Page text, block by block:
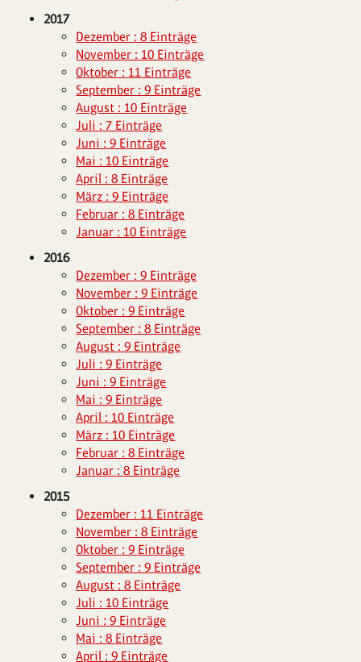
2017
Dezember : 8 Einträge
November : 10 Einträge
Oktober : 11 Einträge
September : 9 Einträge
August : 10 Einträge
Juli : 7 Einträge
Juni : 9 Einträge
Mai : 10 Einträge
April : 8 Einträge
März : 9 Einträge
Februar : 8 Einträge
Januar : 10 Einträge
2016
Dezember : 9 Einträge
November : 9 Einträge
Oktober : 9 Einträge
September : 8 Einträge
August : 9 Einträge
Juli : 9 Einträge
Juni : 9 Einträge
Mai : 9 Einträge
April : 10 Einträge
März : 10 Einträge
Februar : 8 Einträge
Januar : 8 Einträge
2015
Dezember : 11 Einträge
November : 8 Einträge
Oktober : 9 Einträge
September : 9 Einträge
August : 8 Einträge
Juli : 10 Einträge
Juni : 9 Einträge
Mai : 8 Einträge
April : 9 Einträge